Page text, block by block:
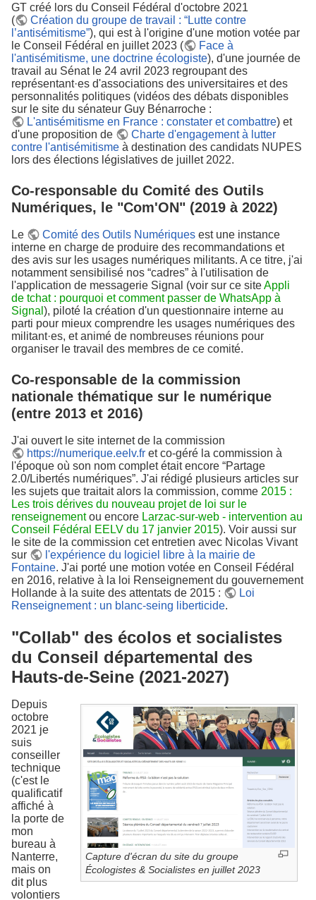
GT créé lors du Conseil Fédéral d'octobre 2021
(
Création du groupe de travail : “Lutte contre
l’antisémitisme”), qui est à l'origine d'une motion votée par
le Conseil Fédéral en juillet 2023 (
Face à
l'antisémitisme, une doctrine écologiste), d'une journée de
travail au Sénat le 24 avril 2023 regroupant des
représentant·es d'associations des universitaires et des
personnalités politiques (vidéos des débats disponibles
sur le site du sénateur Guy Bénarroche :
L'antisémitisme en France : constater et combattre) et
d'une proposition de
Charte d'engagement à lutter
contre l'antisémitisme à destination des candidats NUPES
lors des élections législatives de juillet 2022.
Co-responsable du Comité des Outils
Numériques, le "Com'ON" (2019 à 2022)
Le Comité des Outils Numériques est une instance
interne en charge de produire des recommandations et
des avis sur les usages numériques militants. A ce titre, j'ai
notamment sensibilisé nos “cadres” à l'utilisation de
l'application de messagerie Signal (voir sur ce siteAppli
de tchat : pourquoi et comment passer de WhatsApp à
Signal ), piloté la création d'un questionnaire interne au
parti pour mieux comprendre les usages numériques des
militant·es, et animé de nombreuses réunions pour
organiser le travail des membres de ce comité.
Co-responsable de la commission
nationale thématique sur le numérique
(entre 2013 et 2016)
J'ai ouvert le site internet de la commission
https://numerique.eelv.fr et co-géré la commission à
l'époque où son nom complet était encore “Partage
2.0/Libertés numériques”. J'ai rédigé plusieurs articles sur
les sujets que traitait alors la commission, comme 2015 :
Les trois dérives du nouveau projet de loi sur le
renseignementou encore Larzac-sur-web - intervention au
Conseil Fédéral EELV du 17 janvier 2015). Voir aussi sur
le site de la commission cet entretien avec Nicolas Vivant
sur
l'expérience du logiciel libre à la mairie de
Fontaine. J'ai porté une motion votée en Conseil Fédéral
en 2016, relative à la loi Renseignement du gouvernement
Hollande à la suite des attentats de 2015 :
Loi
Renseignement : un blanc-seing liberticide.
"Collab" des écolos et socialistes
du Conseil départemental des
Hauts-de-Seine (2021-2027)
Capture d'écran du site du groupe
Écologistes & Socialistes en juillet 2023
Depuis
octobre
2021 je
suis
conseiller
technique
(c'est le
qualificatif
affiché à
la porte de
mon
bureau à
Nanterre,
mais on
dit plus
volontiers